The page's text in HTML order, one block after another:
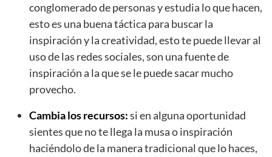
conglomerado de personas y estudia lo que hacen,
esto es una buena táctica para buscar la
inspiración y la creatividad, esto te puede llevar al
uso de las redes sociales, son una fuente de
inspiración a la que se le puede sacar mucho
provecho.
Cambia los recursos:si en alguna oportunidad
sientes que no te llega la musa o inspiración
haciéndolo de la manera tradicional que lo haces,